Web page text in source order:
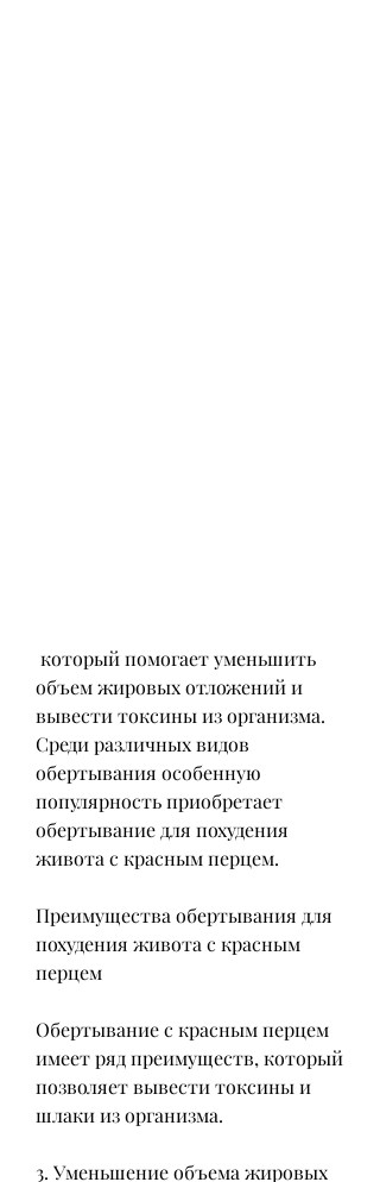
объем жировых отложений и
вывести токсины из организма.
Среди различных видов
обертывания особенную
популярность приобретает
обертывание для похудения
живота с красным перцем.
Преимущества обертывания для
похудения живота с красным
перцем
Обертывание с красным перцем
имеет ряд преимуществ, который
позволяет вывести токсины и
шлаки из организма.
3. Уменьшение объема жировых